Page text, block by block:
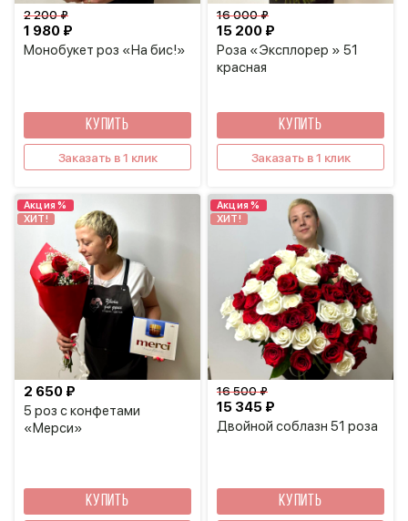
Монобукет роз «На бис!»
1 980 ₽
2 200 ₽
КУПИТЬ
Заказать в 1 клик
Роза «Эксплорер » 51
красная
15 200 ₽
16 000 ₽
КУПИТЬ
Заказать в 1 клик
Акция %
ХИТ!
5 роз с конфетами
«Мерси»
2 650 ₽
КУПИТЬ
Акция %
ХИТ!
Двойной соблазн 51 роза
15 345 ₽
16 500 ₽
КУПИТЬ